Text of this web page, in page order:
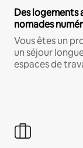
Des logements
nomades
Vous êtes un
un séjour
espaces de